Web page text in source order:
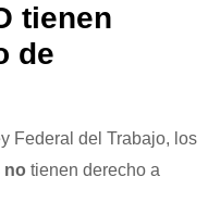
tienen
de
Federal del Trabajo, los
no tienen derecho a